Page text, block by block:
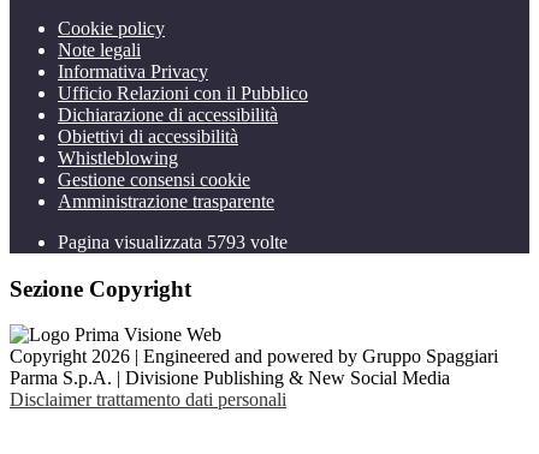
Cookie policy
Note legali
Informativa Privacy
Ufficio Relazioni con il Pubblico
Dichiarazione di accessibilità
Obiettivi di accessibilità
Whistleblowing
Gestione consensi cookie
Amministrazione trasparente
Pagina visualizzata 5793 volte
Sezione Copyright
Copyright 2026 | Engineered and powered by Gruppo Spaggiari
Parma S.p.A. | Divisione Publishing & New Social Media
Disclaimer trattamento dati personali